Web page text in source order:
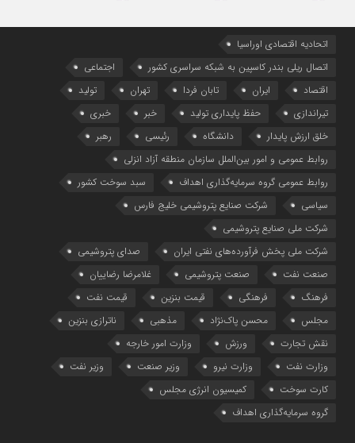
اتحادیه اقتصادی اوراسیا
اتصال ریلی بندر کاسپین به شبکه سراسری کشور
اجتماعی
اقتصاد
ایران تابان فردا تهران
تولید
تیراندازی
حفظ پایداری تولید خبر
خبری
خلق ارزش پایدار
دانشگاه رئیسی
رهبر
روابط عمومی و امور بین‌الملل سازمان منطقه آزاد انزلی
روابط عمومی گروه سرمایه‌گذاری اهداف
سبد سوخت کشور
سیاسی
شرکت صنایع پتروشیمی خلیج فارس
شرکت ملی صنایع پتروشیمی
شرکت ملی پخش فرآورده‌های نفتی ایران
صدای پتروشیمی
صنعت نفت
صنعت پتروشیمی
غلامرضا رضاییان
فرهنگ
فرهنگی قیمت بنزین
قیمت نفت
مجلس
محسن پاک‌نژاد مذهبی
ناترازی بنزین
نقش تجارت
ورزش
وزارت امور خارجه
وزارت نفت
وزارت نیرو وزیر صنعت
وزیر نفت
کارت سوخت
کمیسیون انرژی مجلس
گروه سرمایه‌‌گذاری اهداف